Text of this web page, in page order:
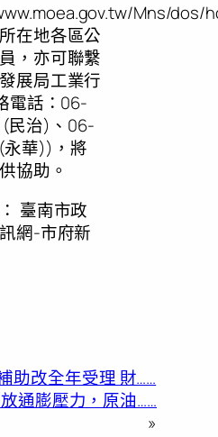
Mns/dos/
在地各區公
，亦可聯繫
展局工業行
電話：06-
民治)、06-
永華))，將
協助。
臺南市政
網-市府新
助改全年受理 財……
通膨壓力，原油……
»